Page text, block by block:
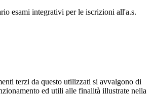
esami integrativi per le iscrizioni all'a.s.
terzi da questo utilizzati si avvalgono di
ed utili alle finalità illustrate nella